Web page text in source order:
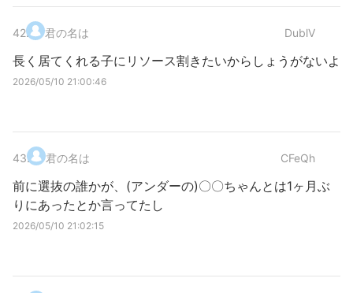
42. 君の名は DublV
長く居てくれる子にリソース割きたいからしょうがないよ
2026/05/10 21:00:46
43. 君の名は CFeQh
前に選抜の誰かが、(アンダーの)〇〇ちゃんとは1ヶ月ぶ
りにあったとか言ってたし
2026/05/10 21:02:15